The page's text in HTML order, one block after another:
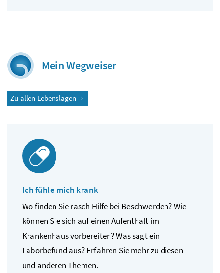
Mein Wegweiser
Zu allen Lebenslagen
Ich fühle mich krank
Wo finden Sie rasch Hilfe bei Beschwerden? Wie
können Sie sich auf einen Aufenthalt im
Krankenhaus vorbereiten? Was sagt ein
Laborbefund aus? Erfahren Sie mehr zu diesen
und anderen Themen.